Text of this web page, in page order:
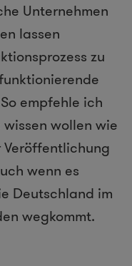
Unternehmen
lassen
zu
empfehle ich
wollen wie
wenn es
Deutschland im
wegkommt.